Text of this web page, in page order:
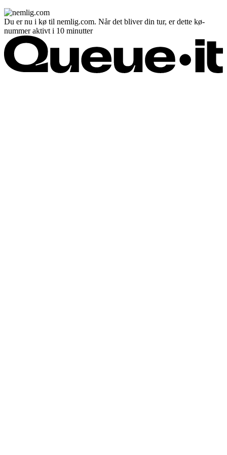
Du er nu i kø til nemlig.com. Når det bliver din tur, er dette kø-
nummer aktivt i 10 minutter